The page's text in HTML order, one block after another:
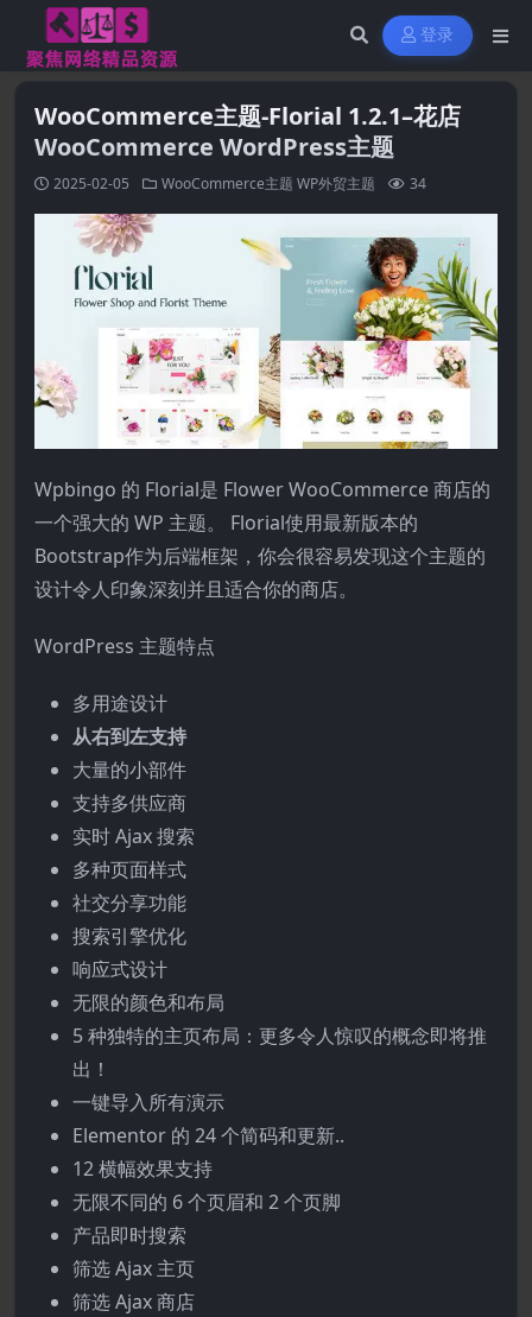
登录
WooCommerce主题-Florial 1.2.1–花店
WooCommerce WordPress主题
2025-02-05 WooCommerce主题 WP外贸主题 34
Wpbingo 的 Florial是 Fl​​ower WooCommerce 商店的
一个强大的 WP 主题。 Florial使用最新版本的
Bootstrap作为后端框架，你会很容易发现这个主题的
设计令人印象深刻并且适合你的商店。
WordPress 主题特点
多用途设计
从右到左支持
大量的小部件
支持多供应商
实时 Ajax 搜索
多种页面样式
社交分享功能
搜索引擎优化
响应式设计
无限的颜色和布局
5 种独特的主页布局：更多令人惊叹的概念即将推
出！
一键导入所有演示
Elementor 的 24 个简码和更新..
12 横幅效果支持
无限不同的 6 个页眉和 2 个页脚
产品即时搜索
筛选 Ajax 主页
筛选 Ajax 商店